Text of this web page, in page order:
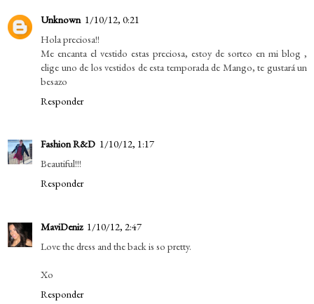
Unknown 1/10/12, 0:21
Hola preciosa!!
Me encanta el vestido estas preciosa, estoy de sorteo en mi blog ,
elige uno de los vestidos de esta temporada de Mango, te gustará un
besazo
Responder
Fashion R&D 1/10/12, 1:17
Beautiful!!!
Responder
MaviDeniz 1/10/12, 2:47
Love the dress and the back is so pretty.
Xo
Responder